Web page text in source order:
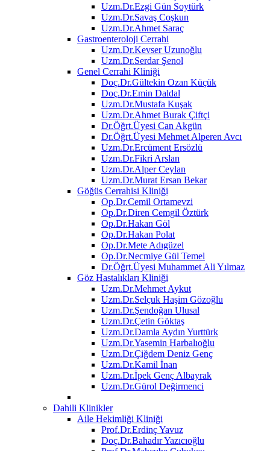
Uzm.Dr.Ezgi Gün Soytürk
Uzm.Dr.Savaş Coşkun
Uzm.Dr.Ahmet Saraç
Gastroenteroloji Cerrahi
Uzm.Dr.Kevser Uzunoğlu
Uzm.Dr.Serdar Şenol
Genel Cerrahi Kliniği
Doç.Dr.Gültekin Ozan Küçük
Doç.Dr.Emin Daldal
Uzm.Dr.Mustafa Kuşak
Uzm.Dr.Ahmet Burak Çiftçi
Dr.Öğrt.Üyesi Can Akgün
Dr.Öğrt.Üyesi Mehmet Alperen Avcı
Uzm.Dr.Ercüment Ersözlü
Uzm.Dr.Fikri Arslan
Uzm.Dr.Alper Ceylan
Uzm.Dr.Murat Ersan Bekar
Göğüs Cerrahisi Kliniği
Op.Dr.Cemil Ortamevzi
Op.Dr.Diren Cemgil Öztürk
Op.Dr.Hakan Göl
Op.Dr.Hakan Polat
Op.Dr.Mete Adıgüzel
Op.Dr.Necmiye Gül Temel
Dr.Öğrt.Üyesi Muhammet Ali Yılmaz
Göz Hastalıkları Kliniği
Uzm.Dr.Mehmet Aykut
Uzm.Dr.Selçuk Haşim Gözoğlu
Uzm.Dr.Şendoğan Ulusal
Uzm.Dr.Çetin Göktaş
Uzm.Dr.Damla Aydın Yurttürk
Uzm.Dr.Yasemin Harbalıoğlu
Uzm.Dr.Çiğdem Deniz Genç
Uzm.Dr.Kamil İnan
Uzm.Dr.İpek Genç Albayrak
Uzm.Dr.Gürol Değirmenci
Dahili Klinikler
Aile Hekimliği Kliniği
Prof.Dr.Erdinç Yavuz
Doç.Dr.Bahadır Yazıcıoğlu